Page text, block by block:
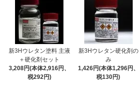
新3Hウレタン塗料 主液
＋硬化剤セット
3,208円(本体2,916円、
税292円)
新3Hウレタン硬化剤の
み
1,426円(本体1,296円、
税130円)